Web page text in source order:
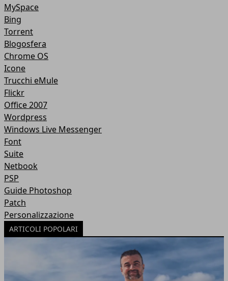
MySpace
Bing
Torrent
Blogosfera
Chrome OS
Icone
Trucchi eMule
Flickr
Office 2007
Wordpress
Windows Live Messenger
Font
Suite
Netbook
PSP
Guide Photoshop
Patch
Personalizzazione
ARTICOLI POPOLARI